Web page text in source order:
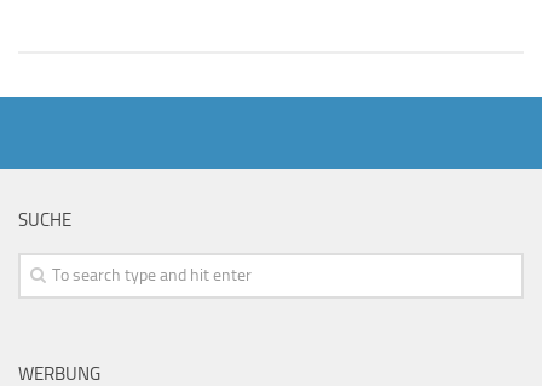
SUCHE
WERBUNG